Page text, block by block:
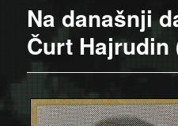
Na današnji
Čurt Hajrudin